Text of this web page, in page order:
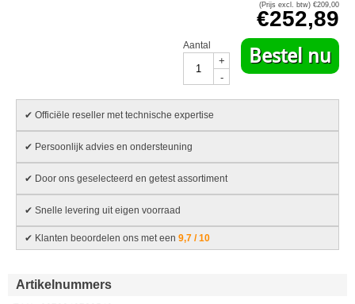
(Prijs excl. btw) €209,00
€252,89
Aantal
+
-
Bestel nu
✔ Officiële reseller met technische expertise
✔ Persoonlijk advies en ondersteuning
✔ Door ons geselecteerd en getest assortiment
✔ Snelle levering uit eigen voorraad
✔ Klanten beoordelen ons met een 9,7 / 10
Artikelnummers